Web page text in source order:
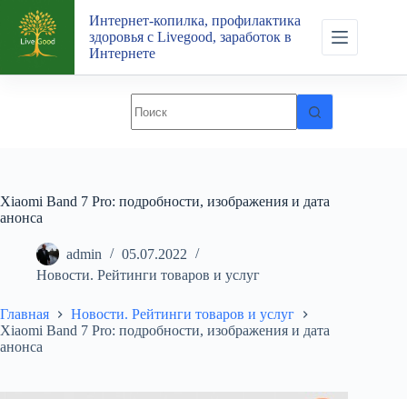
Перейти
сути
Интернет-копилка, профилактика
здоровья с Livegood, заработок в
Интернете
Xiaomi Band 7 Pro: подробности, изображения и дата
анонса
admin
05.07.2022
Новости. Рейтинги товаров и услуг
Главная
Новости. Рейтинги товаров и услуг
Xiaomi Band 7 Pro: подробности, изображения и дата
анонса